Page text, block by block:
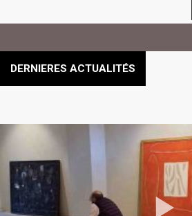
DERNIERES ACTUALITÉS